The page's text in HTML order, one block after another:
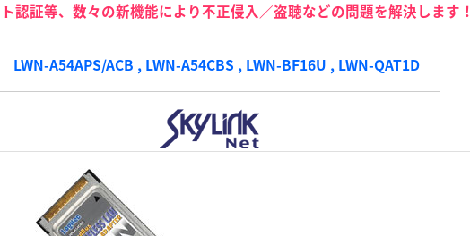
認証等、数々の新機能により不正侵入／盗聴などの問題を解決します！
LWN-A54APS/ACB , LWN-A54CBS , LWN-BF16U , LWN-QAT1D